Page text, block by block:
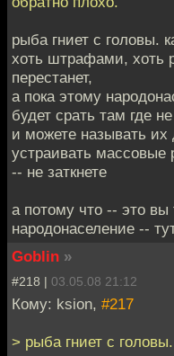
рыба гниет с головы.
хоть штрафами, хоть
перестанет,
а пока этому
будет срать там где
и можете называть
устраивать массовые
-- не заткнете
а потому что -- это вы
народонаселение --
Goblin »
#218 | 03.05.08 21:12
Кому: ksion, #217
> рыба гниет с головы.